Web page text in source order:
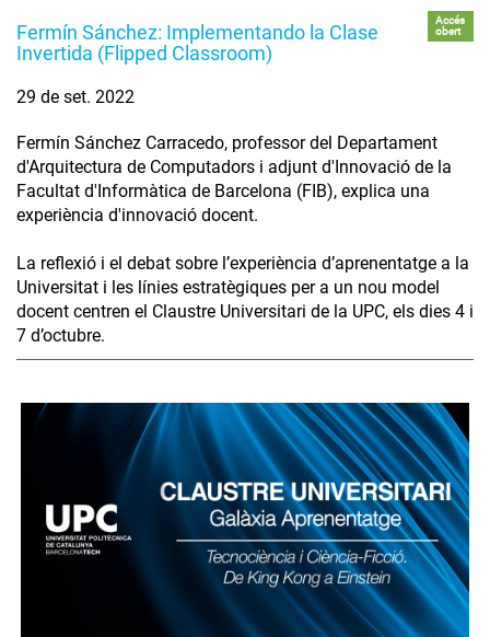
Fermín Sánchez: Implementando la Clase
Invertida (Flipped Classroom)
Accés
obert
29 de set. 2022
Fermín Sánchez Carracedo, professor del Departament
d'Arquitectura de Computadors i adjunt d'Innovació de la
Facultat d'Informàtica de Barcelona (FIB), explica una
experiència d'innovació docent.
La reflexió i el debat sobre l’experiència d’aprenentatge a la
Universitat i les línies estratègiques per a un nou model
docent centren el Claustre Universitari de la UPC, els dies 4 i
7 d’octubre.